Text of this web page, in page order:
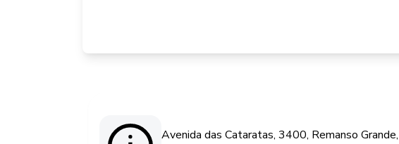
Avenida das Cataratas, 3400, Remanso